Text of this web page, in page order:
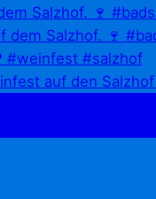
Salzhof. 🍷
auf den